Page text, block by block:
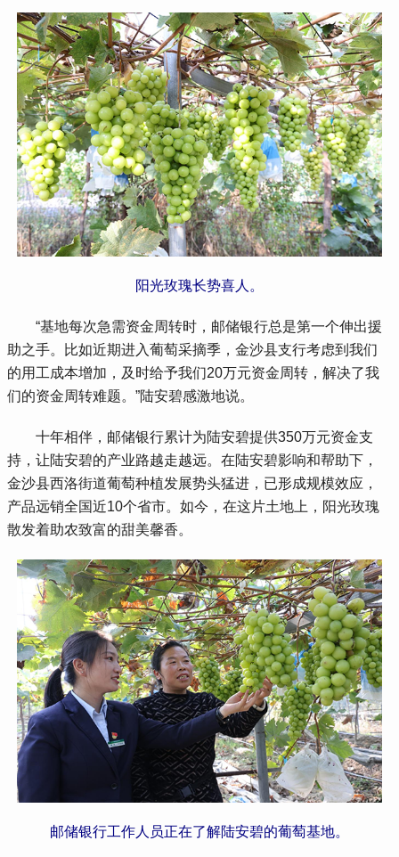
阳光玫瑰长势喜人。
“基地每次急需资金周转时，邮储银行总是第一个伸出援
助之手。比如近期进入葡萄采摘季，金沙县支行考虑到我们
的用工成本增加，及时给予我们20万元资金周转，解决了我
们的资金周转难题。”陆安碧感激地说。
十年相伴，邮储银行累计为陆安碧提供350万元资金支
持，让陆安碧的产业路越走越远。在陆安碧影响和帮助下，
金沙县西洛街道葡萄种植发展势头猛进，已形成规模效应，
产品远销全国近10个省市。如今，在这片土地上，阳光玫瑰
散发着助农致富的甜美馨香。
邮储银行工作人员正在了解陆安碧的葡萄基地。